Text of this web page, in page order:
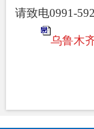
请致电0991-
乌鲁木